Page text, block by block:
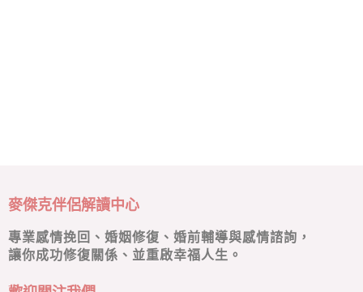
麥傑克伴侶解讀中心
專業感情挽回、婚姻修復、婚前輔導與感情諮詢，
讓你成功修復關係、並重啟幸福人生。